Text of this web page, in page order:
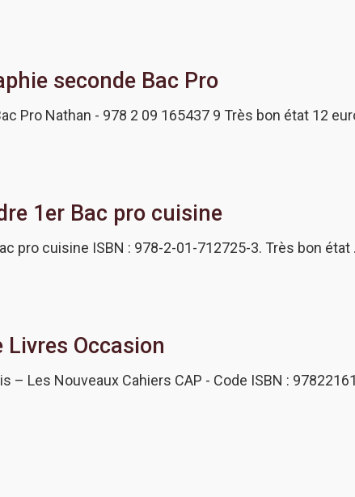
seconde Bac Pro
Pro Nathan - 978 2 09 165437 9 Très bon état 12
1er Bac pro cuisine
pro cuisine ISBN : 978-2-01-712725-3. Très bon état .
Livres Occasion
– Les Nouveaux Cahiers CAP - Code ISBN :